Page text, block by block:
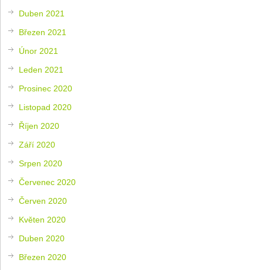
Duben 2021
Březen 2021
Únor 2021
Leden 2021
Prosinec 2020
Listopad 2020
Říjen 2020
Září 2020
Srpen 2020
Červenec 2020
Červen 2020
Květen 2020
Duben 2020
Březen 2020